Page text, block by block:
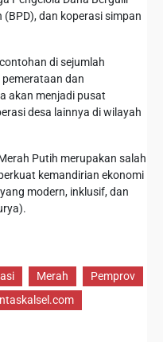
dan koperasi simpan
di sejumlah
dan
akan menjadi pusat
desa lainnya di wilayah
Putih merupakan salah
kemandirian ekonomi
modern, inklusif, dan
Merah
Pemprov